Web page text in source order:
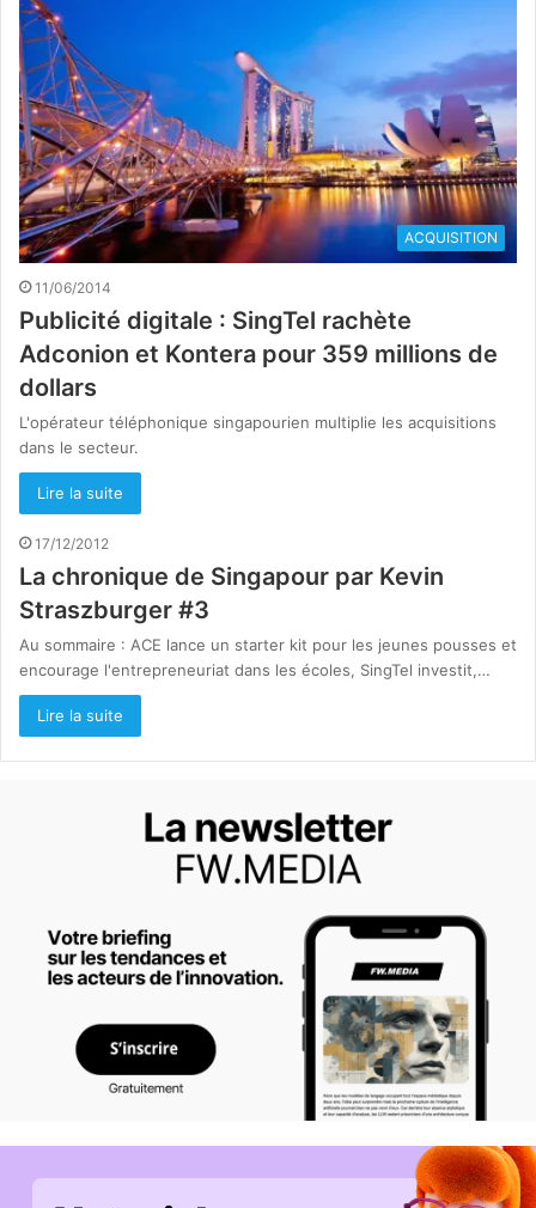
ACQUISITION
11/06/2014
Publicité digitale : SingTel rachète
Adconion et Kontera pour 359 millions de
dollars
L'opérateur téléphonique singapourien multiplie les acquisitions
dans le secteur.
Lire la suite
17/12/2012
La chronique de Singapour par Kevin
Straszburger #3
Au sommaire : ACE lance un starter kit pour les jeunes pousses et
encourage l'entrepreneuriat dans les écoles, SingTel investit,…
Lire la suite